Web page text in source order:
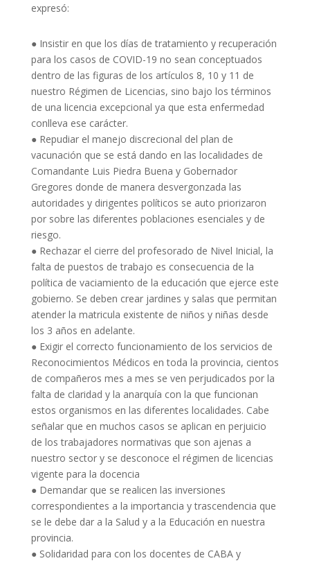
expresó:
● Insistir en que los días de tratamiento y recuperación
para los casos de COVID-19 no sean conceptuados
dentro de las figuras de los artículos 8, 10 y 11 de
nuestro Régimen de Licencias, sino bajo los términos
de una licencia excepcional ya que esta enfermedad
conlleva ese carácter.
● Repudiar el manejo discrecional del plan de
vacunación que se está dando en las localidades de
Comandante Luis Piedra Buena y Gobernador
Gregores donde de manera desvergonzada las
autoridades y dirigentes políticos se auto priorizaron
por sobre las diferentes poblaciones esenciales y de
riesgo.
● Rechazar el cierre del profesorado de Nivel Inicial, la
falta de puestos de trabajo es consecuencia de la
política de vaciamiento de la educación que ejerce este
gobierno. Se deben crear jardines y salas que permitan
atender la matricula existente de niños y niñas desde
los 3 años en adelante.
● Exigir el correcto funcionamiento de los servicios de
Reconocimientos Médicos en toda la provincia, cientos
de compañeros mes a mes se ven perjudicados por la
falta de claridad y la anarquía con la que funcionan
estos organismos en las diferentes localidades. Cabe
señalar que en muchos casos se aplican en perjuicio
de los trabajadores normativas que son ajenas a
nuestro sectory se desconoce el régimen de licencias
vigente para la docencia
● Demandar que se realicen las inversiones
correspondientes a la importancia y trascendencia que
se le debe dar a la Salud y a la Educación en nuestra
provincia.
● Solidaridad para con los docentes de CABA y